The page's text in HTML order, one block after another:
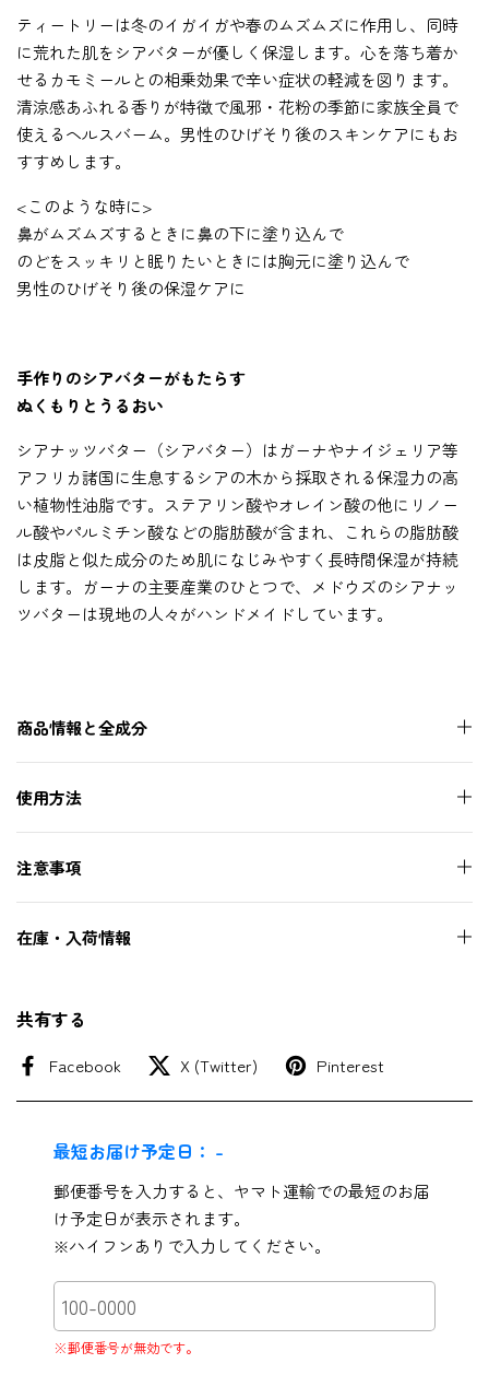
ティートリーは冬のイガイガや春のムズムズに作用し、同時
に荒れた肌をシアバターが優しく保湿します。心を落ち着か
せるカモミールとの相乗効果で辛い症状の軽減を図ります。
清涼感あふれる香りが特徴で風邪・花粉の季節に家族全員で
使えるヘルスバーム。男性のひげそり後のスキンケアにもお
すすめします。
<このような時に>
鼻がムズムズするときに鼻の下に塗り込んで
のどをスッキリと眠りたいときには胸元に塗り込んで
男性のひげそり後の保湿ケアに
手作りのシアバターがもたらす
ぬくもりとうるおい
シアナッツバター（シアバター）はガーナやナイジェリア等
アフリカ諸国に生息するシアの木から採取される保湿力の高
い植物性油脂です。ステアリン酸やオレイン酸の他にリノー
ル酸やパルミチン酸などの脂肪酸が含まれ、これらの脂肪酸
は皮脂と似た成分のため肌になじみやすく長時間保湿が持続
します。ガーナの主要産業のひとつで、メドウズのシアナッ
ツバターは現地の人々がハンドメイドしています。
商品情報と全成分
使用方法
注意事項
在庫・入荷情報
共有する
Facebook X (Twitter) Pinterest
最短お届け予定日： -
郵便番号を入力すると、ヤマト運輸での最短のお届
け予定日が表示されます。
※ハイフンありで入力してください。
※郵便番号が無効です。